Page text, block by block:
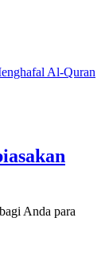
Anda para